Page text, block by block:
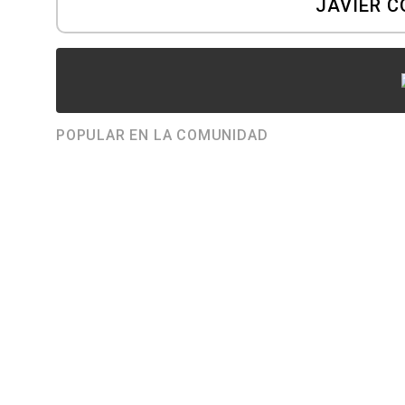
JAVIER
POPULAR EN LA COMUNIDAD